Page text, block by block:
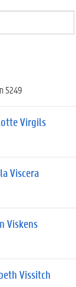
5249
Virgils
Viscera
Viskens
Vissitch